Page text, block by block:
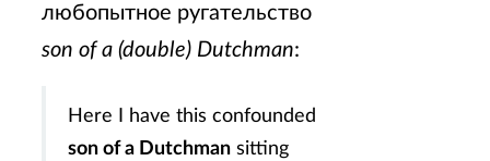
любопытное ругательство
son of a (double) Dutchman:
Here I have this confounded
son of a Dutchmansitting